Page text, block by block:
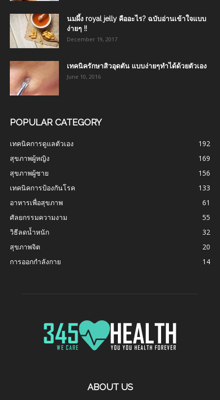
นมผึ้ง royal jelly คืออะไร? ฉบับอ่านเข้าใจแบบ
ง่ายๆ !!
December 19, 2017
เทคนิครักษาสิวอุดตัน แบบง่ายๆทำได้ด้วยตัวเอง
June 10, 2016
POPULAR CATEGORY
เทคนิคการดูแลตัวเอง
192
สุขภาพผู้หญิง
169
สุขภาพผู้ชาย
156
เทคนิคการป้องกันโรค
133
อาหารเพื่อสุขภาพ
61
ศัลยกรรมความงาม
55
วิธีลดน้ำหนัก
32
สุขภาพจิต
20
การออกกำลังกาย
14
ABOUT US